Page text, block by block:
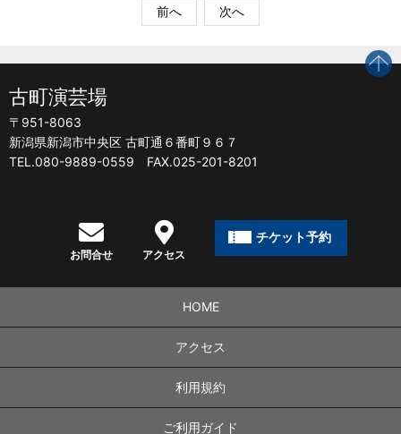
前へ 次へ
古町演芸場
〒951-8063
新潟県新潟市中央区 古町通６番町９６７
TEL.080-9889-0559 FAX.025-201-8201
お問合せ アクセス
チケット予約
HOME
アクセス
利用規約
ご利用ガイド